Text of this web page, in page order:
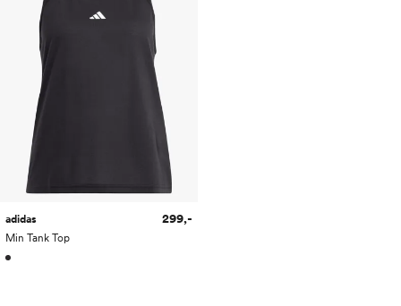
adidas
Min Tank Top
299,-